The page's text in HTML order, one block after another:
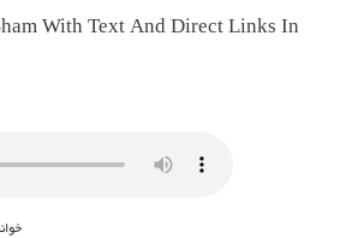
With Text And Direct Links In